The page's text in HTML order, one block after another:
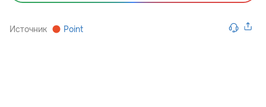
Источник Point